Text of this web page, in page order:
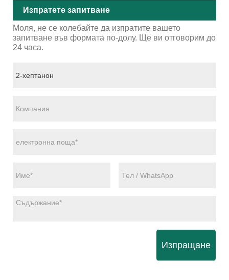
Изпратете запитване
Моля, не се колебайте да изпратите вашето
запитване във формата по-долу. Ще ви отговорим до
24 часа.
Изпращане